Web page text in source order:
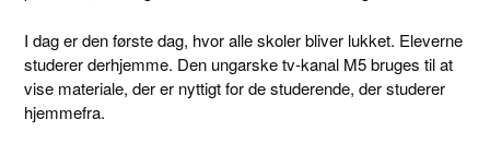
I dag er den første dag, hvor alle skoler bliver lukket. Eleverne
studerer derhjemme. Den ungarske tv-kanal M5 bruges til at
vise materiale, der er nyttigt for de studerende, der studerer
hjemmefra.